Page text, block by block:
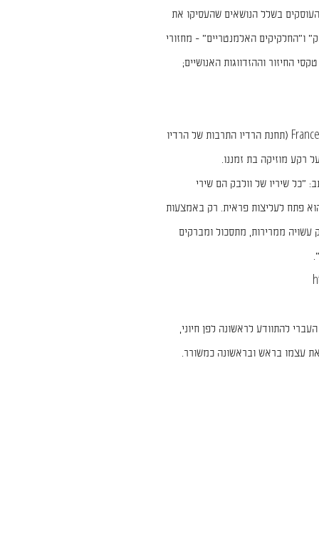
בשלל הנושאים שהעסיקו את
ו״החלקיקים האלמנטריים״ - מחזורי
החיזור וההזדווגות האנושיים;
במקביל ליציאת הספר הוציאה תחנת הרדיו France Culture (תחנת הרדיו התרבות של הרדיו
רקע מוזיקה בת זמננו.
שיריו של וולבק הם שירי
פתח לעליצות פראית. רק באמצעות
עשויה ממרירות, מתסכול ומברקים
להתוודע לראשונה לפן חיוני,
את עצמו בראש ובראשונה כמשורר.